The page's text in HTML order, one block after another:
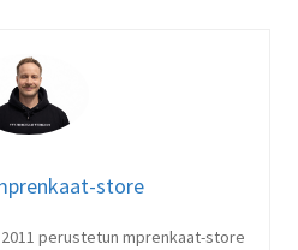
store
perustetun mprenkaat-store